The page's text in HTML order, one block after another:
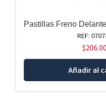
Pastillas Freno
REF:
$
Añadir al